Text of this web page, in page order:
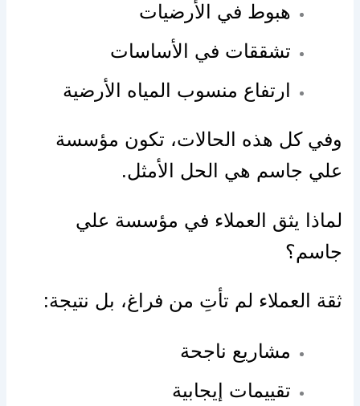
هبوط في الأرضيات
تشققات في الأساسات
ارتفاع منسوب المياه الأرضية
وفي كل هذه الحالات، تكون مؤسسة
علي جاسم هي الحل الأمثل.
لماذا يثق العملاء في مؤسسة علي
جاسم؟
ثقة العملاء لم تأتِ من فراغ، بل نتيجة:
مشاريع ناجحة
تقييمات إيجابية